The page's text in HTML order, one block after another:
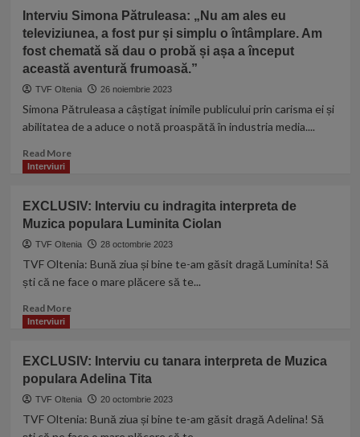
de
săteni
şi
zeci
la
Sarbatoarea
din
de
jos
Interviu Simona Pătruleasa: „Nu am ales eu
televiziunea, a fost pur și simplu o întâmplare. Am
fost chemată să dau o probă și așa a început
această aventură frumoasă.”
TVF Oltenia 26 noiembrie 2023
Simona Pătruleasa a câștigat inimile publicului prin carisma ei și
abilitatea de a aduce o notă proaspătă în industria media....
Read MoreRead
Simona
Pătruleasa:
„Nu
am
eu
și
simplu
o
Am
Interviuri
EXCLUSIV: Interviu cu indragita interpreta de
Muzica populara Luminita Ciolan
TVF Oltenia 28 octombrie 2023
TVF Oltenia: Bună ziua și bine te-am găsit dragă Luminita! Să
ști că ne face o mare plăcere să te...
Read MoreRead
Interviu
cu
indragita
interpreta
Interviuri
EXCLUSIV: Interviu cu tanara interpreta de Muzica
populara Adelina Tita
TVF Oltenia 20 octombrie 2023
TVF Oltenia: Bună ziua și bine te-am găsit dragă Adelina! Să